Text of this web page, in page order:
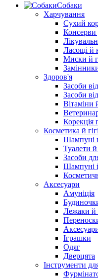
Собаки
Харчування
Сухий
Консерви
Ласощі й
Миски й
Здоров'я
Засоби
Засоби
Вітаміни
Корекція
Косметика й
Шампуні
Туалети
Засоби
Шампуні
Аксесуари
Амуніція
Лежаки й
Іграшки
Одяг
Дверцята
Інструменти